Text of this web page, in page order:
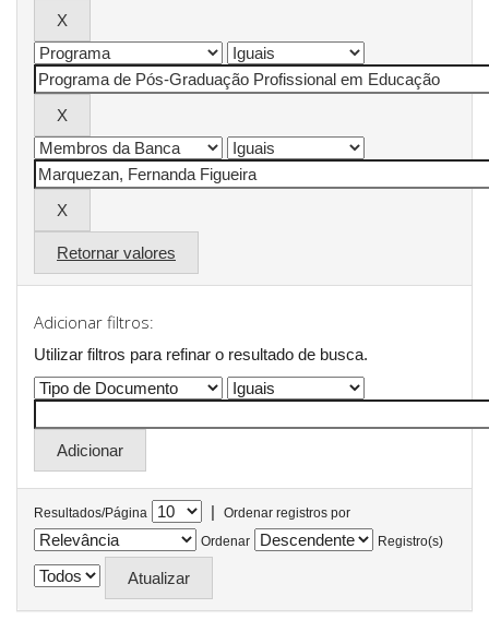
Retornar valores
Adicionar filtros:
Utilizar filtros para refinar o resultado de busca.
Resultados/Página |
Ordenar registros por
Ordenar
Registro(s)